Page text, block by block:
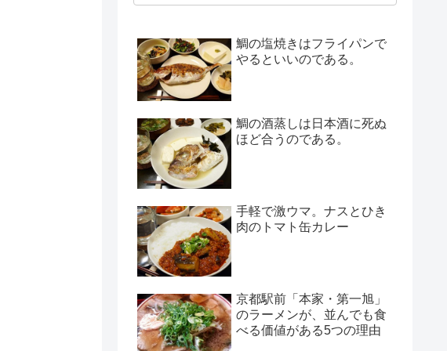
鯛の塩焼きはフライパンで
やるといいのである。
鯛の酒蒸しは日本酒に死ぬ
ほど合うのである。
手軽で激ウマ。ナスとひき
肉のトマト缶カレー
京都駅前「本家・第一旭」
のラーメンが、並んでも食
べる価値がある5つの理由